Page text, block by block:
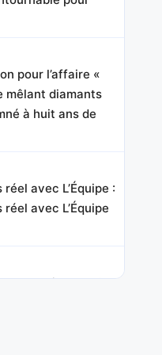
pour l’affaire «
mêlant diamants
à huit ans de
avec L’Équipe :
avec L’Équipe
de jeu des 24